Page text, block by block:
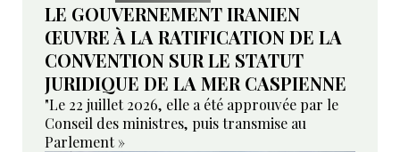
LE GOUVERNEMENT IRANIEN
ŒUVRE À LA RATIFICATION DE LA
CONVENTION SUR LE STATUT
JURIDIQUE DE LA MER CASPIENNE
"Le 22 juillet 2026, elle a été approuvée par le
Conseil des ministres, puis transmise au
Parlement »